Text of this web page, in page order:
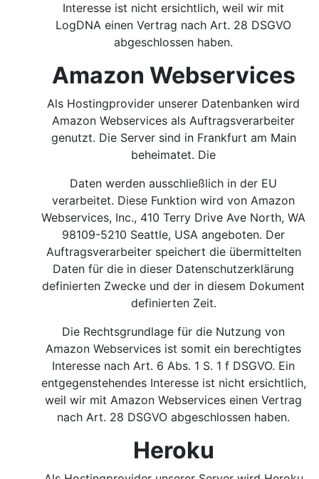
Interesse ist nicht ersichtlich, weil wir mit
LogDNA einen Vertrag nach Art. 28 DSGVO
abgeschlossen haben.
Amazon Webservices
Als Hostingprovider unserer Datenbanken wird
Amazon Webservices als Auftragsverarbeiter
genutzt. Die Server sind in Frankfurt am Main
beheimatet. Die
Daten werden ausschließlich in der EU
verarbeitet. Diese Funktion wird von Amazon
Webservices, Inc., 410 Terry Drive Ave North, WA
98109-5210 Seattle, USA angeboten. Der
Auftragsverarbeiter speichert die übermittelten
Daten für die in dieser Datenschutzerklärung
definierten Zwecke und der in diesem Dokument
definierten Zeit.
Die Rechtsgrundlage für die Nutzung von
Amazon Webservices ist somit ein berechtigtes
Interesse nach Art. 6 Abs. 1 S. 1 f DSGVO. Ein
entgegenstehendes Interesse ist nicht ersichtlich,
weil wir mit Amazon Webservices einen Vertrag
nach Art. 28 DSGVO abgeschlossen haben.
Heroku